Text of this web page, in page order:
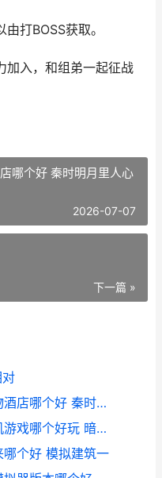
打BOSS获取。
加入，和组弟一起征战
哪个好 秦时明月里人心
2026-07-07
下一篇 »
秦时明月心和宠物店狂热动物酒店哪个好 秦时明月里人心
暗黑封魔录和凌霄寻仙录手机游戏哪个好玩 暗黑封魔录0氪赚万充
个好 模拟建筑一